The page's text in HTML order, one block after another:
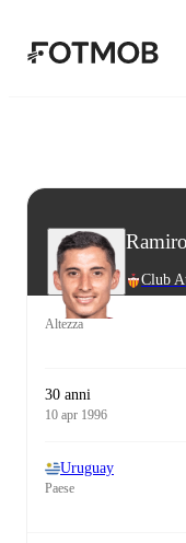
Club
Altezza
30 anni
10 apr 1996
Uruguay
Paese